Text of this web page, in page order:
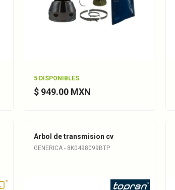
5 DISPONIBLES
$ 949.00 MXN
Arbol de transmision cv
GENERICA - 8K0498099BTP